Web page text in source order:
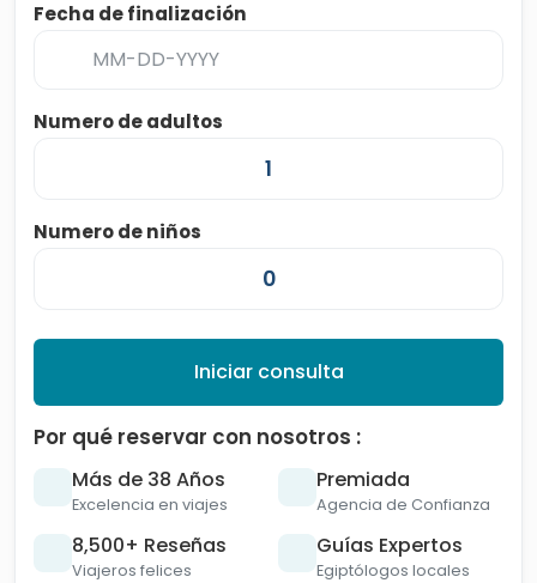
Fecha de finalización
Numero de adultos
Numero de niños
Iniciar consulta
Por qué reservar con nosotros :
Más de 38 Años
Excelencia en viajes
Premiada
Agencia de Confianza
8,500+ Reseñas
Viajeros felices
Guías Expertos
Egiptólogos locales